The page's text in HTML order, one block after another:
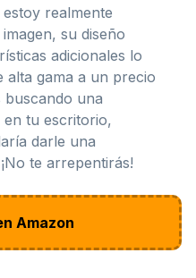
realmente
su diseño
adicionales lo
gama a un precio
buscando una
en tu escritorio,
darle una
te arrepentirás!
Amazon